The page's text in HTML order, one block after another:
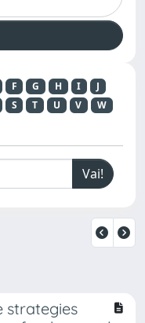
F G H I
J
S T U V
W
strategies